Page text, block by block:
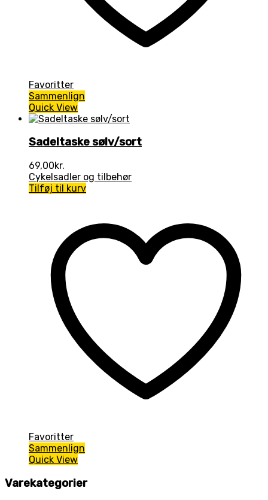
Favoritter
Sammenlign
Quick View
Sadeltaske sølv/sort
69,00kr.
Cykelsadler og tilbehør
Tilføj til kurv
Favoritter
Sammenlign
Quick View
Varekategorier